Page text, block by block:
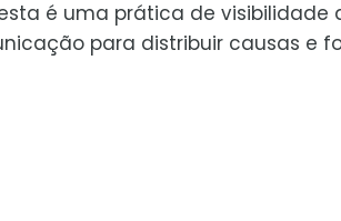
é uma prática de visibilidade
para distribuir causas e